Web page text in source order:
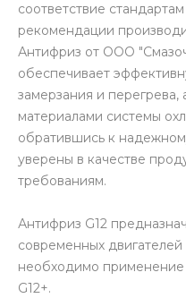
соответствие
рекомендации
Антифриз от ООО
обеспечивает
замерзания и
материалами системы
обратившись к
уверены в качестве
требованиям.
Антифриз G12
современных двигателей
необходимо применение
G12+.